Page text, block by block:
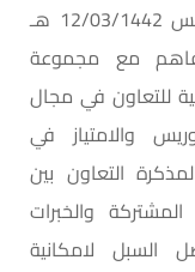
بالرياض يوم الخميس 12/03/1442 هـ
م مذكرة تفاهم مع مجموعة
للتعاون في مجال
والامتياز في
التعاون بين
والخبرات
السبل لامكانية